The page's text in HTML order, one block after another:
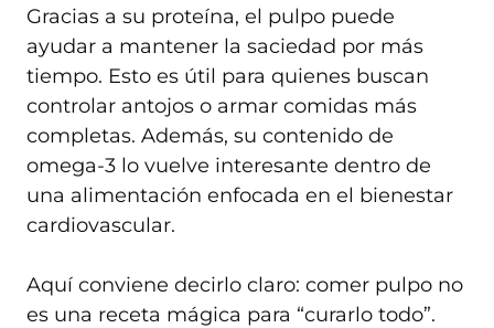
Gracias a su proteína, el pulpo puede
ayudar a mantener la saciedad por más
tiempo. Esto es útil para quienes buscan
controlar antojos o armar comidas más
completas. Además, su contenido de
omega-3 lo vuelve interesante dentro de
una alimentación enfocada en el bienestar
cardiovascular.
Aquí conviene decirlo claro: comer pulpo no
es una receta mágica para “curarlo todo”.